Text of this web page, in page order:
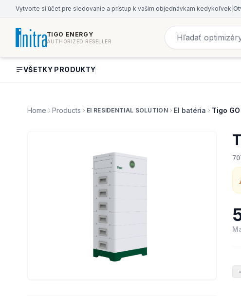
Vytvorte si účet pre sledovanie a prístup k vašim objednávkam kedykoľvek
TIGO ENERGY
AUTHORIZED RESELLER
VŠETKY PRODUKTY
Home Products EI RESIDENTIAL SOLUTION EI batéria Tigo
-